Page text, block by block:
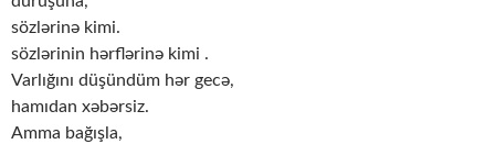
sözlərinə kimi.
sözlərinin hərflərinə kimi .
Varlığını düşündüm hər gecə,
hamıdan xəbərsiz.
Amma bağışla,